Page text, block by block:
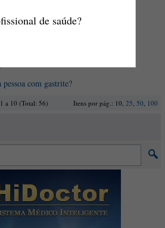
de saúde?
ela é?
e o tratamento?
com gastrite?
Itens por pág.: 10, 25, 50, 100
a 10 (Total: 56)